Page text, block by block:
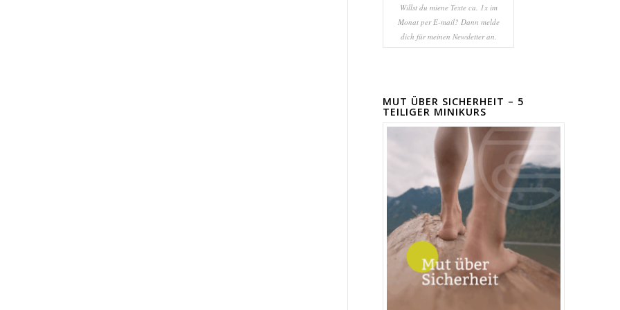
Willst du miene Texte ca. 1x im
Monat per E-mail? Dann melde
dich für meinen Newsletter an.
MUT ÜBER SICHERHEIT – 5
TEILIGER MINIKURS